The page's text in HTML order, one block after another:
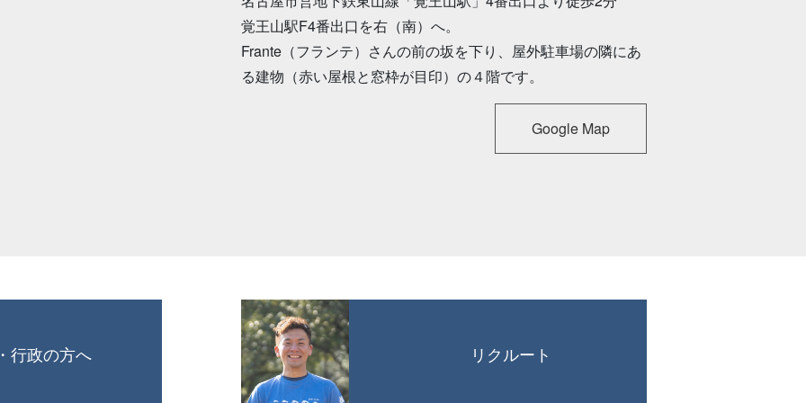
覚王山駅F4番出口を右（南）へ。
Frante（フランテ）さんの前の坂を下り、屋外駐車場の隣にあ
る建物（赤い屋根と窓枠が目印）の４階です。
Google Map
行政の方へ リクルート